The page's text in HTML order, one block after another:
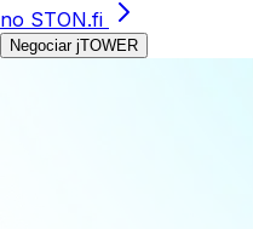
no STON.fi
Negociar jTOWER